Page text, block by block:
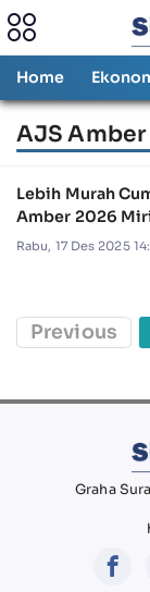
Home
AJS
Lebih Murah
Amber 2026
Rabu, 17 Des 2025
Previous
Graha